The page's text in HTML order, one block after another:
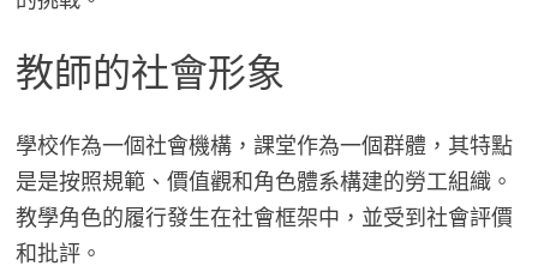
教師的社會形象
學校作為一個社會機構，課堂作為一個群體，其特點
是是按照規範、價值觀和角色體系構建的勞工組織。
教學角色的履行發生在社會框架中，並受到社會評價
和批評。